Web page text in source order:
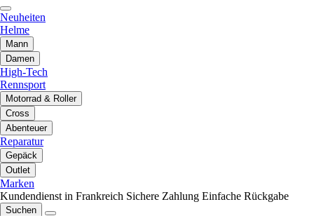
Neuheiten
Helme
Mann
Damen
High-Tech
Rennsport
Motorrad & Roller
Cross
Abenteuer
Reparatur
Gepäck
Outlet
Marken
Kundendienst in Frankreich Sichere Zahlung Einfache Rückgabe
Suchen